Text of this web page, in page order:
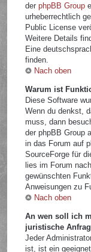
derphpBB Group
urheberrechtlich
Public License
Weitere Details
Eine
finden.
Nach oben
Warum ist
Diese Software
Wenn du denkst,
muss, dann
der phpBB Group
in das Forum auf
SourceForge für
lies im Forum
gewünschten
Anweisungen zu
Nach oben
An wen soll ich
juristische
Jeder
ist, ist ein